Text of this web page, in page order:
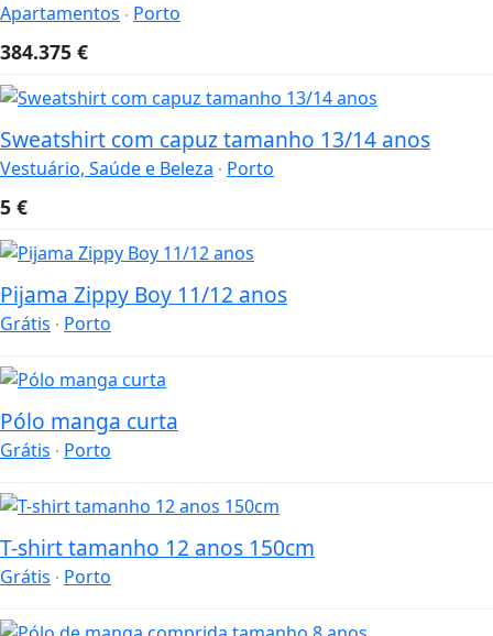
Apartamentos
Porto
384.375 €
Sweatshirt com capuz tamanho 13/14 anos
Vestuário, Saúde e Beleza Porto
5 €
Pijama Zippy Boy 11/12 anos
Grátis Porto
Pólo manga curta
Grátis Porto
T-shirt tamanho 12 anos 150cm
Grátis Porto